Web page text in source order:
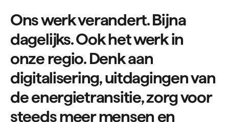
Ons werk verandert. Bijna
dagelijks. Ook het werk in
onze regio. Denk aan
digitalisering, uitdagingen van
de energietransitie, zorg voor
steeds meer mensen en